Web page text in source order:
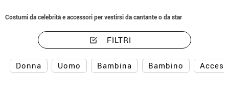
Costumi da celebrità e accessori per vestirsi da cantante o da star
FILTRI
Donna Uomo Bambina Bambino